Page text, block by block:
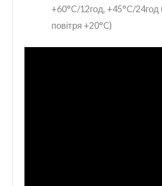
+60°C/12год, +45°C/24год
повітря +20°C)